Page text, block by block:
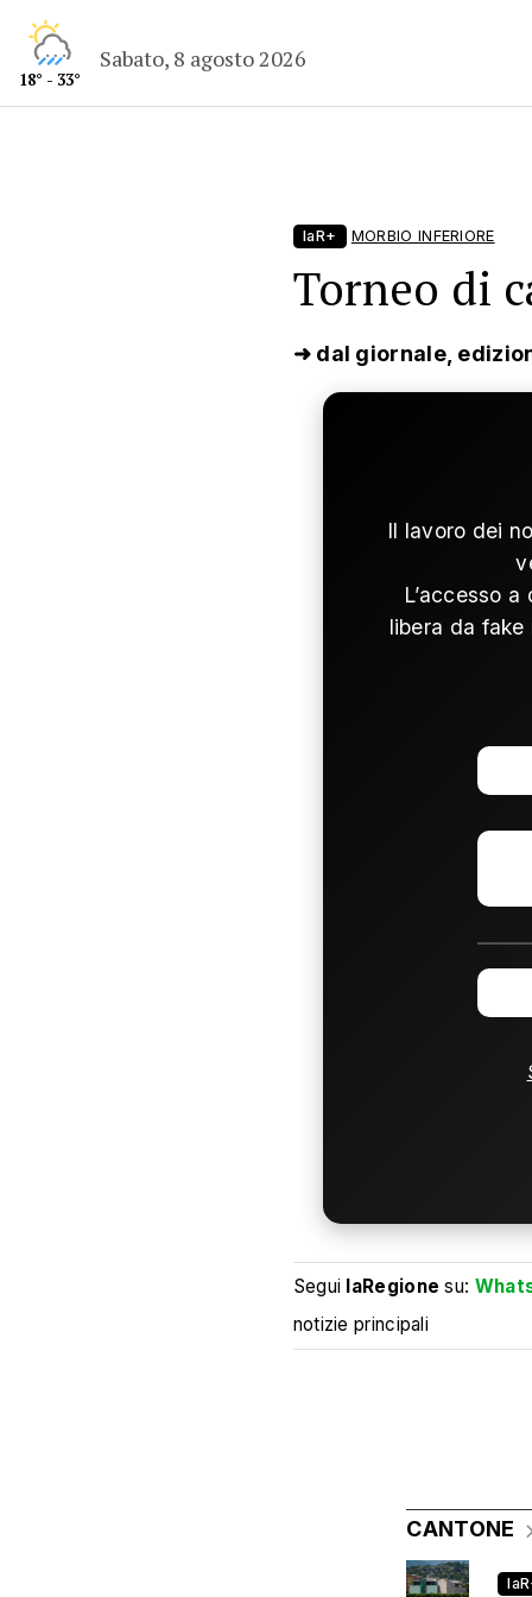
18° - 33°
Sabato, 8 agosto 2026
laR+ MORBIO INFERIORE
Torneo di
➜ dal giornale,
Il lavoro dei
L’accesso
libera da
Segui laRegione su:
notizie principali
CANTONE